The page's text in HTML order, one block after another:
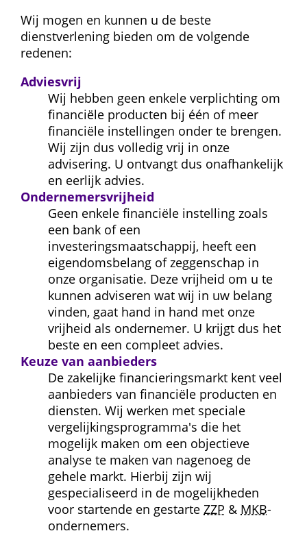
Wij mogen en kunnen u de beste
dienstverlening bieden om de volgende
redenen:
Adviesvrij
Wij hebben geen enkele verplichting om
financiële producten bij één of meer
financiële instellingen onder te brengen.
Wij zijn dus volledig vrij in onze
advisering. U ontvangt dus onafhankelijk
en eerlijk advies.
Ondernemersvrijheid
Geen enkele financiële instelling zoals
een bank of een
investeringsmaatschappij, heeft een
eigendomsbelang of zeggenschap in
onze organisatie. Deze vrijheid om u te
kunnen adviseren wat wij in uw belang
vinden, gaat hand in hand met onze
vrijheid als ondernemer. U krijgt dus het
beste en een compleet advies.
Keuze van aanbieders
De zakelijke financieringsmarkt kent veel
aanbieders van financiële producten en
diensten. Wij werken met speciale
vergelijkingsprogramma's die het
mogelijk maken om een objectieve
analyse te maken van nagenoeg de
gehele markt. Hierbij zijn wij
gespecialiseerd in de mogelijkheden
voor startende en gestarte ZZP & MKB-
ondernemers.